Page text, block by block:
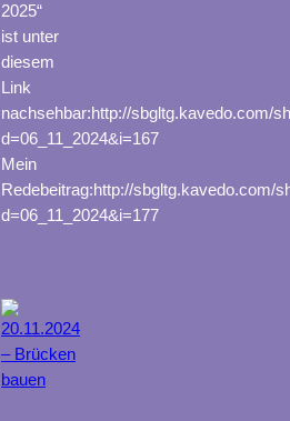
2025“
ist unter
diesem
Link
nachsehbar:http://sbgltg.kavedo.com/
d=06_11_2024&i=167
Mein
Redebeitrag:http://sbgltg.kavedo.com/
d=06_11_2024&i=177